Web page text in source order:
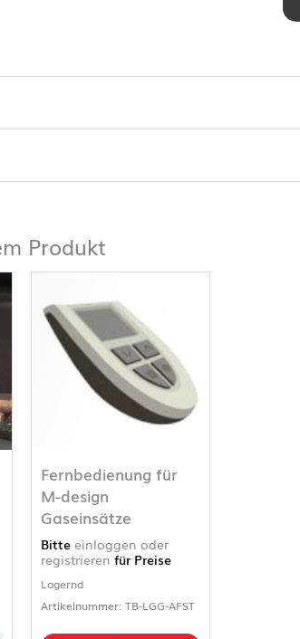
Produkt
Fernbedienung für
M-design
Gaseinsätze
Bitte einloggen oder
registrieren für Preise
Lagernd
Artikelnummer: TB-LGG-AFST